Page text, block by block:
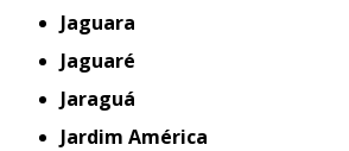
Jaguara
Jaguaré
Jaraguá
Jardim América